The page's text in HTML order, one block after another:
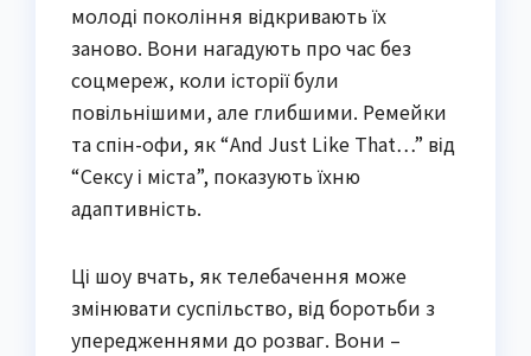
молоді покоління відкривають їх
заново. Вони нагадують про час без
соцмереж, коли історії були
повільнішими, але глибшими. Ремейки
та спін-офи, як “And Just Like That…” від
“Сексу і міста”, показують їхню
адаптивність.
Ці шоу вчать, як телебачення може
змінювати суспільство, від боротьби з
упередженнями до розваг. Вони –